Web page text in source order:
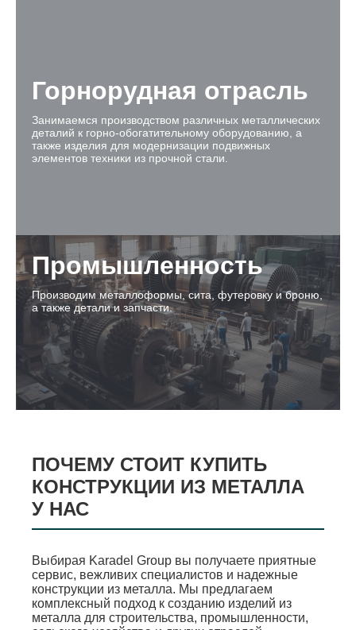
Горнорудная отрасль
Занимаемся производством различных металлических
деталий к горно-обогатительному оборудованию, а
также изделия для модернизации подвижных
элементов техники из прочной стали.
Промышленность
Производим металлоформы, сита, футеровку и броню,
а также детали и запчасти.
ПОЧЕМУ СТОИТ КУПИТЬ
КОНСТРУКЦИИ ИЗ МЕТАЛЛА
У НАС
Выбирая Karadel Group вы получаете приятные
сервис, вежливих специалистов и надежные
конструкции из металла. Мы предлагаем
комплексный подход к созданию изделий из
металла для строительства, промышленности,